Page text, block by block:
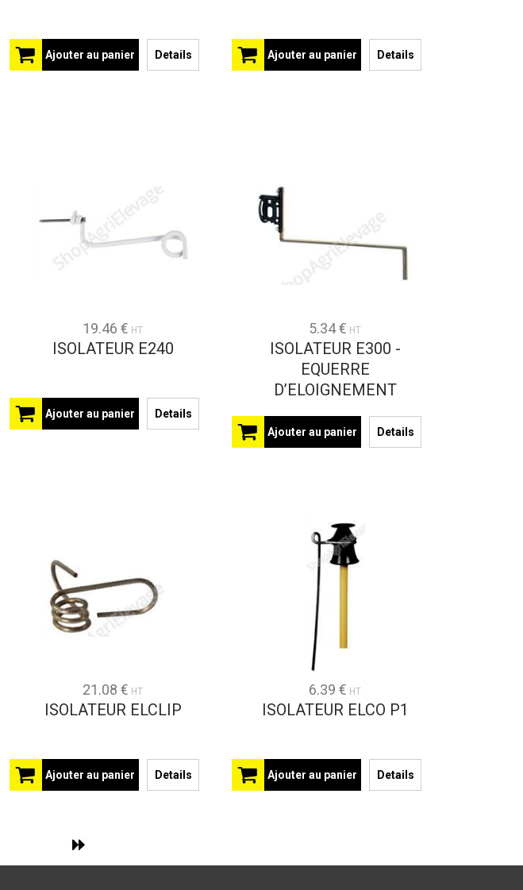
Ajouter au panier Details Ajouter au panier Details
19.46 € HT
ISOLATEUR E240
Ajouter au panier Details
5.34 € HT
ISOLATEUR E300 -
EQUERRE
D’ELOIGNEMENT
Ajouter au panier Details
21.08 € HT
ISOLATEUR ELCLIP
Ajouter au panier Details
6.39 € HT
ISOLATEUR ELCO P1
Ajouter au panier Details